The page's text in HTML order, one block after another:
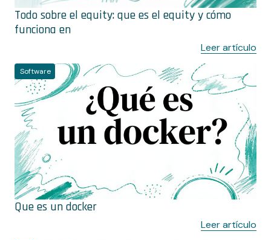
Todo sobre el equity: que es el equity y cómo
funciona en
Leer artículo
Software
Que es un docker
Leer artículo